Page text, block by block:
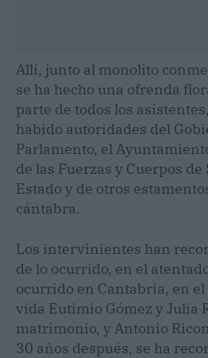
Allí, junto al monolito
se ha hecho una ofrenda
parte de todos los
habido autoridades del
Parlamento, el
de las Fuerzas y Cuerpos
Estado y de otros
cántabra.
Los intervinientes han
de lo ocurrido, en el
ocurrido en Cantabria, en
vida Eutimio Gómez y Julia
matrimonio, y Antonio
30 años después, se ha